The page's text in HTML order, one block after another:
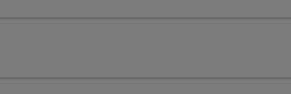
– finanziell abgesichert.